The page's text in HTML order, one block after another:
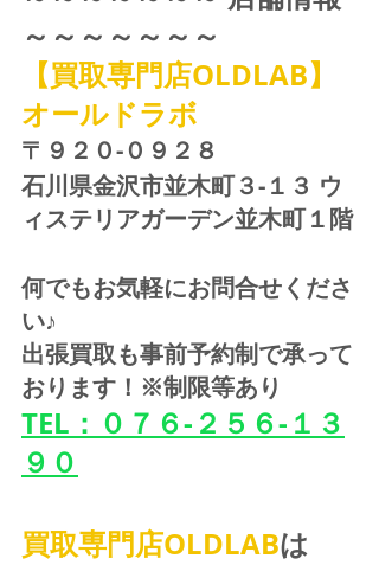
～～～～～～～
【買取専門店OLDLAB】
オールドラボ
〒９２０-０９２８
石川県金沢市並木町３-１３ ウ
ィステリアガーデン並木町１階
何でもお気軽にお問合せくださ
い♪
出張買取も事前予約制で承って
おります！※制限等あり
TEL：０７６-２５６-１３
９０
買取専門店OLDLABは